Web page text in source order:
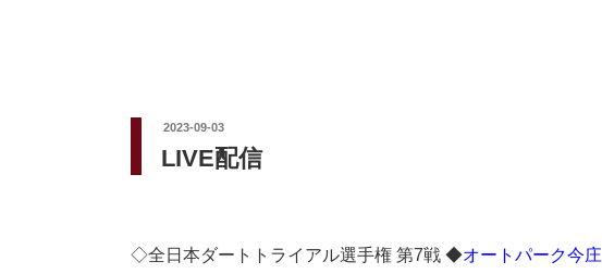
投
日:
2023-09-03
LIVE配信
◇全日本ダートトライアル選手権 第7戦 ◆オートパーク今庄